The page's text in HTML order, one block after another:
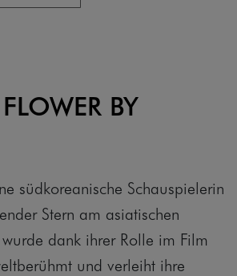
BY
südkoreanische Schauspielerin
Stern am asiatischen
dank ihrer Rolle im Film
und verleiht ihre